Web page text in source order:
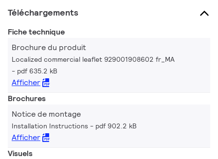
Téléchargements
Fiche technique
Brochure du produit
Localized commercial leaflet 929001908602 fr_MA
pdf 635.2 kB
Afficher
Brochures
Notice de montage
Installation Instructions pdf 902.2 kB
Afficher
Visuels